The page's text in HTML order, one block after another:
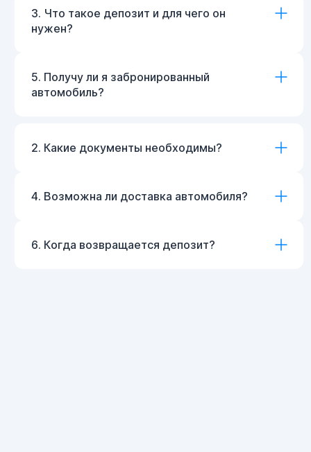
3. Что такое депозит и для чего он
нужен?
5. Получу ли я забронированный
автомобиль?
2. Какие документы необходимы?
4. Возможна ли доставка автомобиля?
6. Когда возвращается депозит?